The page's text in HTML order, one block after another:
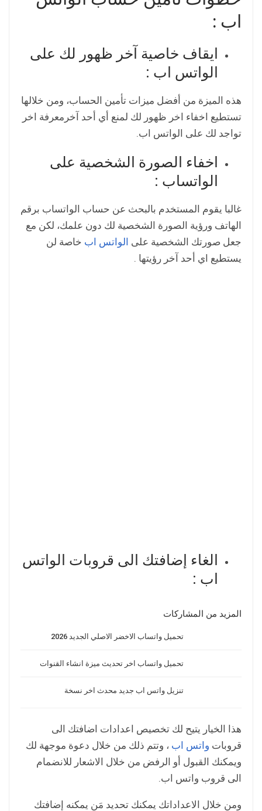
اب :
ايقاف خاصية آخر ظهور لك على
الواتس اب :
هذه الميزة من أفضل ميزات تأمين الحساب، ومن خلالها
تستطيع اخفاء اخر ظهور لك لمنع أي أحد آخرمعرفة اخر
تواجد لك على الواتس اب.
اخفاء الصورة الشخصية على
الواتساب :
غالبا يقوم المستخدم بالبحث عن حساب الواتساب برقم
الهاتف ورؤية الصورة الشخصية لك دون علمك، لكن مع
جعل صورتك الشخصية على الواتس اب خاصة لن
يستطيع اي أحد آخر رؤيتها .
الغاء إضافتك الى قروبات الواتس
اب :
المزيد من المشاركات
تحميل واتساب الاخضر الاصلي الجديد 2026
تحميل واتساب اخر تحديث ميزة انشاء القنوات
تنزيل واتس اب جديد محدث اخر نسخة
هذا الخيار يتيح لك تخصيص اعدادات اضافتك الى
قروبات واتس اب ، وتتم ذلك من خلال دعوة موجهة لك
ويمكنك القبول أو الرفض من خلال الاشعار للانضمام
الى قروب واتس اب.
ومن خلال الاعداداتك يمكنك تحديد مَن يمكنه إضافتك